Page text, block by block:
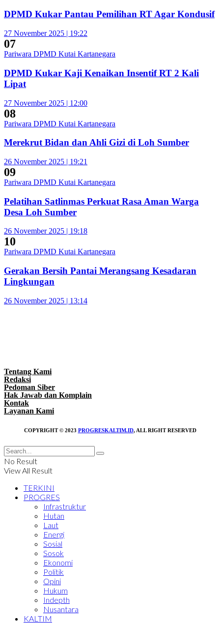
DPMD Kukar Pantau Pemilihan RT Agar Kondusif
27 November 2025 | 19:22
07
Pariwara DPMD Kutai Kartanegara
DPMD Kukar Kaji Kenaikan Insentif RT 2 Kali
Lipat
27 November 2025 | 12:00
08
Pariwara DPMD Kutai Kartanegara
Merekrut Bidan dan Ahli Gizi di Loh Sumber
26 November 2025 | 19:21
09
Pariwara DPMD Kutai Kartanegara
Pelatihan Satlinmas Perkuat Rasa Aman Warga
Desa Loh Sumber
26 November 2025 | 19:18
10
Pariwara DPMD Kutai Kartanegara
Gerakan Bersih Pantai Merangsang Kesadaran
Lingkungan
26 November 2025 | 13:14
Tentang Kami
Redaksi
Pedoman Siber
Hak Jawab dan Komplain
Kontak
Layanan Kami
COPYRIGHT © 2023 PROGRESKALTIM.ID, ALL RIGHT RESERVED
No Result
View All Result
TERKINI
PROGRES
Infrastruktur
Hutan
Laut
Energi
Sosial
Sosok
Ekonomi
Politik
Opini
Hukum
Indepth
Nusantara
KALTIM